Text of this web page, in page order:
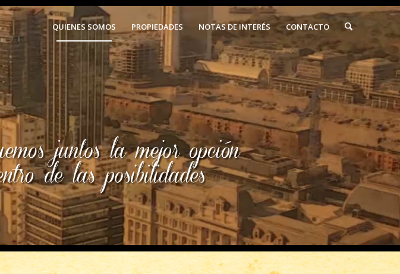
QUIENES SOMOS PROPIEDADES NOTAS DE INTERÉS CONTACTO